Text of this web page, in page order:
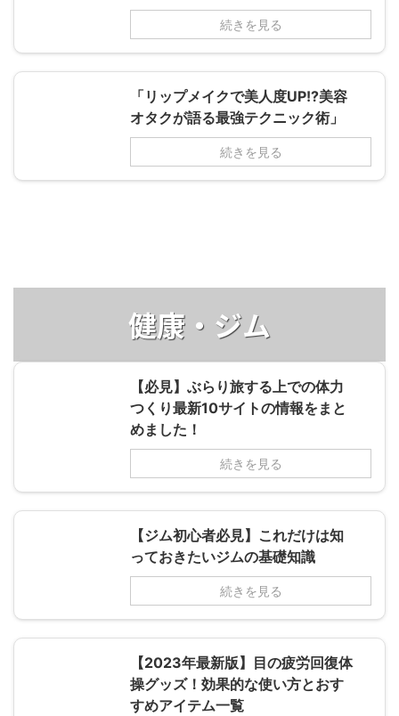
続きを見る
「リップメイクで美人度UP!?美容
オタクが語る最強テクニック術」
続きを見る
健康・ジム
【必見】ぶらり旅する上での体力
つくり最新10サイトの情報をまと
めました！
続きを見る
【ジム初心者必見】これだけは知
っておきたいジムの基礎知識
続きを見る
【2023年最新版】目の疲労回復体
操グッズ！効果的な使い方とおす
すめアイテム一覧